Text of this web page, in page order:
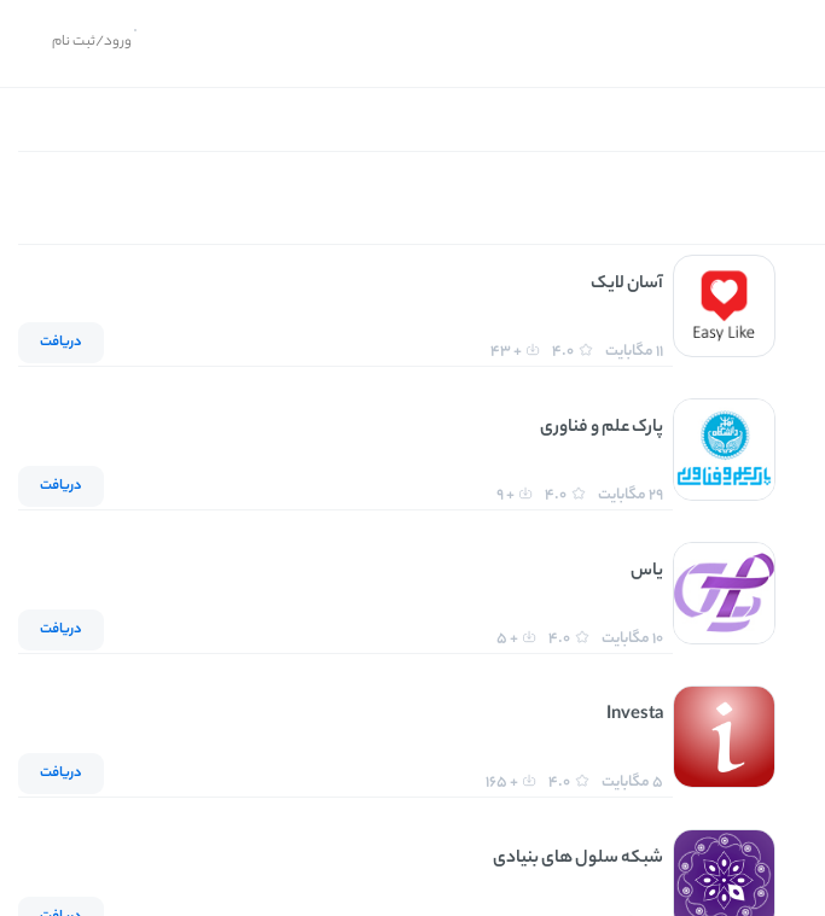
ورود/ثبت نام
آسان لایک
11 مگابایت 4.0
+ 43 دریافت
پارک علم و فناوری
29 مگابایت 4.0
+ 9 دریافت
یاس
10 مگابایت 4.0
+ 5 دریافت
Investa
5 مگابایت 4.0
+ 165 دریافت
شبکه سلول های بنیادی